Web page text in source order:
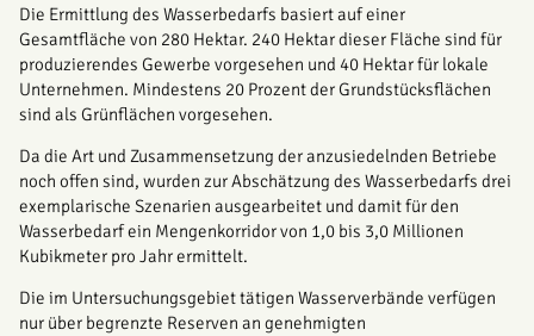
Die Ermittlung des Wasserbedarfs basiert auf einer
Gesamtfläche von 280 Hektar. 240 Hektar dieser Fläche sind für
produzierendes Gewerbe vorgesehen und 40 Hektar für lokale
Unternehmen. Mindestens 20 Prozent der Grundstücksflächen
sind als Grünflächen vorgesehen.
Da die Art und Zusammensetzung der anzusiedelnden Betriebe
noch offen sind, wurden zur Abschätzung des Wasserbedarfs drei
exemplarische Szenarien ausgearbeitet und damit für den
Wasserbedarf ein Mengenkorridor von 1,0 bis 3,0 Millionen
Kubikmeter pro Jahr ermittelt.
Die im Untersuchungsgebiet tätigen Wasserverbände verfügen
nur über begrenzte Reserven an genehmigten